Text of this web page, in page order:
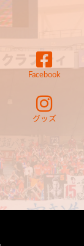
Facebook
グッズ